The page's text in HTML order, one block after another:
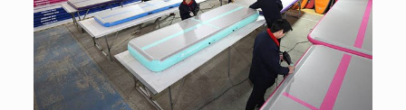
Atelier